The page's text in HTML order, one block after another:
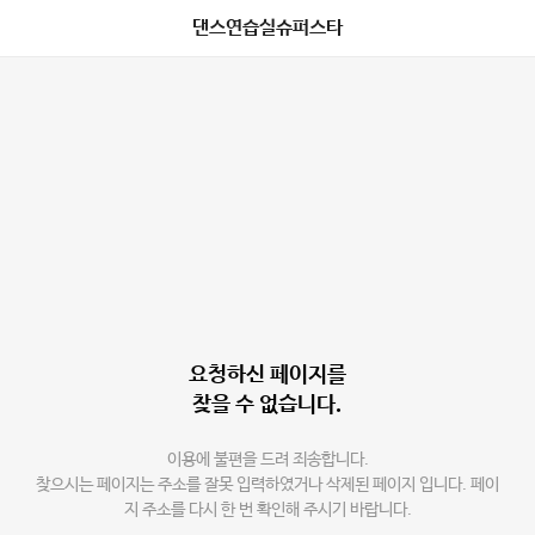
댄스연습실슈퍼스타
요청하신 페이지를
찾을 수 없습니다.
이용에 불편을 드려 죄송합니다.
찾으시는 페이지는 주소를 잘못 입력하였거나 삭제된 페이지 입니다. 페이
지 주소를 다시 한 번 확인해 주시기 바랍니다.